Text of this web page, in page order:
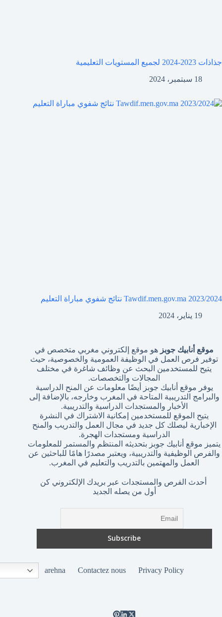
جذاذات 2023-2024 لجميع المستويات التعليمية
18 سبتمبر، 2024
Tawdif.men.gov.ma 2023/2024 نتائج شفوي مباراة التعليم
19 يناير، 2024
موقع أنابيك جوبز هو موقع إلكتروني مغربي متخصص في
توفير فرص العمل في الوظيفة العمومية والخصوصية، حيث
يتيح للمستخدمين البحث عن وظائف شاغرة في مختلف
المجالات والتخصصات.
يوفر موقع أنابيك جوبز أيضًا معلومات عن المنح الدراسية
والبرامج التدريبية المتاحة في المغرب وخارجه، بالإضافة إلى
الأخبار والمستجدات الدراسية والتدريبية.
يتيح الموقع للمستخدمين إمكانية الاشتراك في النشرة
الإخبارية ليصلك كل جديد في مجال العمل والتدريب والمنح
الدراسية ومستجدات الهجرة.
يتميز موقع أنابيك جوبز بتحديثه المنتظم والمستمر للمعلومات
والفرص الوظيفية والتدريبية، ويعتبر مصدرًا هامًا للباحثين عن
العمل والمهتمين بالتدريب والتعليم في المغرب.
أحدث الفرص والمستجدات عبر بريدك الإلكتروني كن
أول من يصله الجديد
Privacy Policy
Contactez nous
arehna